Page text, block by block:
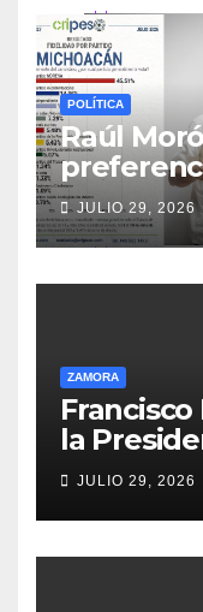
POLÍTICA
Raúl
perfila
de
JULIO 29, 2026
ZAMORA
Francisco
la
Rotario
para el
JULIO 29, 2026